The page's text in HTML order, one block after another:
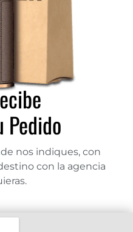
Pedido
nos indiques, con
con la agencia